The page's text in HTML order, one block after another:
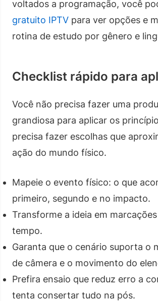
voltados a programação, você
gratuito IPTV para ver opções e
rotina de estudo por gênero e
Checklist rápido para
Você não precisa fazer uma
grandiosa para aplicar os
precisa fazer escolhas que
ação do mundo físico.
Mapeie o evento físico: o que
primeiro, segundo e no impacto.
Transforme a ideia em
tempo.
Garanta que o cenário suporta o
de câmera e o movimento do
Prefira ensaio que reduz erro a
tenta consertar tudo na pós.